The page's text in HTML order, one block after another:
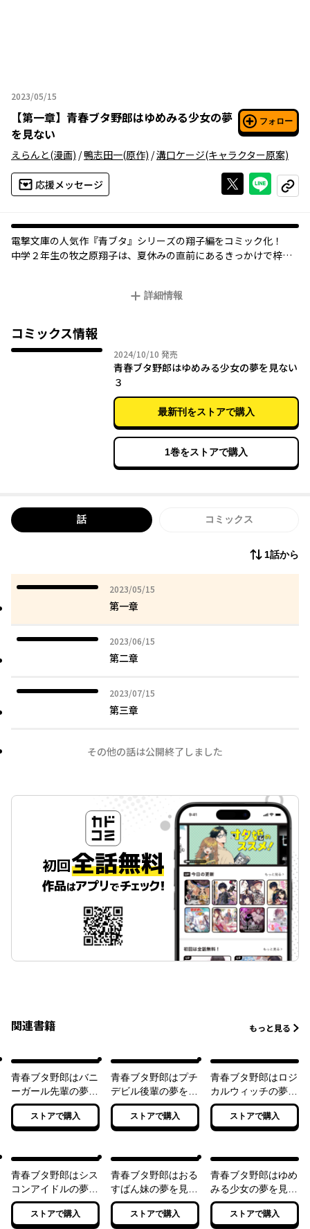
2023/05/15
2023年05月15日
【第一章】 青春ブタ野郎はゆめみる少女の夢
を見ない
フォロー
えらんと(漫画) /鴨志田一(原作) /溝口ケージ(キャラクター原案)
応援メッセージ Xで投稿する
ライン
コピー
電撃文庫の人気作『青ブタ』シリーズの翔子編をコミック化！
中学２年生の牧之原翔子は、夏休みの直前にあるきっかけで梓川
コミックならではの解釈で描く、翔子が主役の恋の物語。
詳細情報
コミックス情報
2024/10/10 2024年10月10日
発売
青春ブタ野郎はゆめみる少女の夢を見ない
３
最新刊をストアで購入
1巻をストアで購入
話 コミックス
1話から
2023/05/15
2023年05月15日
第一章
2023/06/15
2023年06月15日
第二章
2023/07/15
2023年07月15日
第三章
その他の話は公開終了しました
関連書籍 もっと見る
青春ブタ野郎はバニ
ーガール先輩の夢を
見ない
ストアで購入
青春ブタ野郎はプチ
デビル後輩の夢を見
ない
ストアで購入
青春ブタ野郎はロジ
カルウィッチの夢を
見ない
ストアで購入
青春ブタ野郎はシス
コンアイドルの夢を
見ない
ストアで購入
青春ブタ野郎はおる
すばん妹の夢を見な
い
ストアで購入
青春ブタ野郎はゆめ
みる少女の夢を見な
い
ストアで購入